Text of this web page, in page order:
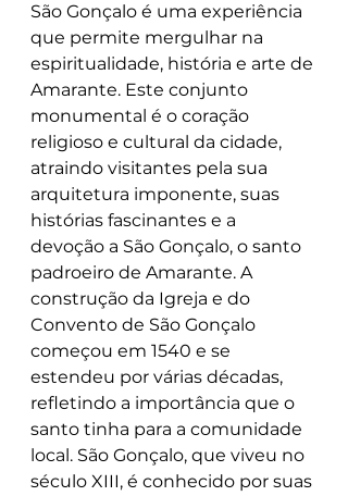
São Gonçalo é uma experiência
que permite mergulhar na
espiritualidade, história e arte de
Amarante. Este conjunto
monumental é o coração
religioso e cultural da cidade,
atraindo visitantes pela sua
arquitetura imponente, suas
histórias fascinantes e a
devoção a São Gonçalo, o santo
padroeiro de Amarante. A
construção da Igreja e do
Convento de São Gonçalo
começou em 1540 e se
estendeu por várias décadas,
refletindo a importância que o
santo tinha para a comunidade
local. São Gonçalo, que viveu no
século XIII, é conhecido por suas